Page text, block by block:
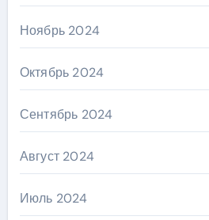
Ноябрь 2024
Октябрь 2024
Сентябрь 2024
Август 2024
Июль 2024